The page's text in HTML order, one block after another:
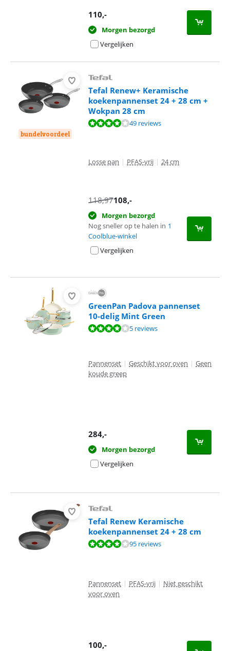
110,-
Morgen bezorgd
Vergelijken
bundelvoordeel
Tefal Renew+ Keramische
koekenpannenset 24 + 28 cm +
Wokpan 28 cm
Beoordeling is 7,5 van de 10, gebaseerd op 49 reviews.
49 reviews
Losse pan | PFAS-vrij | 24 cm
118,97108,-
Morgen bezorgd
Nog sneller op te halen in 1
Coolblue-winkel
Vergelijken
GreenPan Padova pannenset
10-delig Mint Green
Beoordeling is 8,4 van de 10, gebaseerd op 5 reviews.
5 reviews
Pannenset | Geschikt voor oven | Geen
koude greep
284,-
Morgen bezorgd
Vergelijken
Tefal Renew Keramische
koekenpannenset 24 + 28 cm
Beoordeling is 8,4 van de 10, gebaseerd op 95 reviews.
95 reviews
Pannenset | PFAS-vrij | Niet geschikt
voor oven
100,-